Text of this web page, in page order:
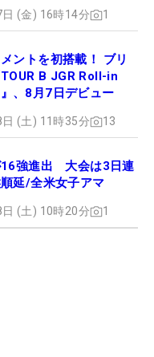
(金) 16時14分 1
ントを初搭載！ ブリ
B JGR Roll-in
、8月7日デビュー
(土) 11時35分 13
16強進出 大会は3日連
延/全米女子アマ
(土) 10時20分 1